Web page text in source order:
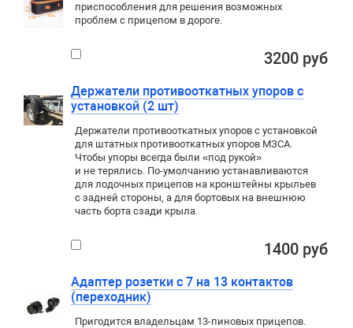
приспособления для решения возможных
проблем с прицепом в дороге.
3200 руб
Держатели противооткатных упоров с
установкой (2 шт)
Держатели противооткатных упоров с установкой
для штатных противооткатных упоров МЗСА.
Чтобы упоры всегда были «под рукой»
и не терялись. По-умолчанию устанавливаются
для лодочных прицепов на кронштейны крыльев
с задней стороны, а для бортовых на внешнюю
часть борта сзади крыла.
1400 руб
Адаптер розетки с 7 на 13 контактов
(переходник)
Пригодится владельцам 13-пиновых прицепов.